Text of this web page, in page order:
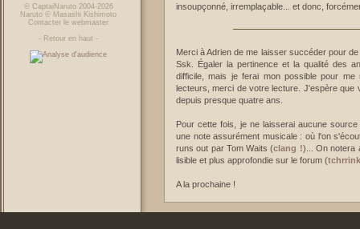
© CaptaiNaruto2004-2026
Naruto © Masashi Kishimoto
Contacter le webmaster
- Retour en haut -
insoupçonné, irremplaçable... et donc,
Merci à Adrien de me laisser succéder pour
Ssk. Égaler la pertinence et la qualité des
difficile, mais je ferai mon possible pour
lecteurs, merci de votre lecture. J'espère que
depuis presque quatre ans.
Pour cette fois, je ne laisserai aucune
une note assurément musicale : où l'on
runs out par Tom Waits (clang !)... On notera
lisible et plus approfondie sur le forum (
A la prochaine !